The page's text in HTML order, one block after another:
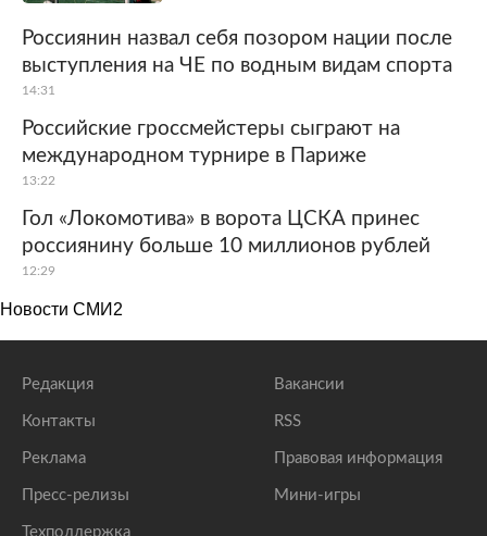
Россиянин назвал себя позором нации после
выступления на ЧЕ по водным видам спорта
14:31
Российские гроссмейстеры сыграют на
международном турнире в Париже
13:22
Гол «Локомотива» в ворота ЦСКА принес
россиянину больше 10 миллионов рублей
12:29
Новости СМИ2
Редакция
Контакты
Реклама
Пресс-релизы
Техподдержка
Вакансии
RSS
Правовая информация
Мини-игры